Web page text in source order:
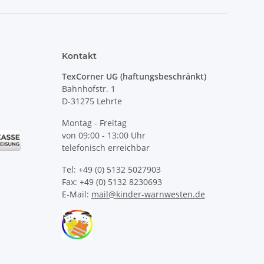
Kontakt
TexCorner UG (haftungsbeschränkt)
Bahnhofstr. 1
D-31275 Lehrte
Montag - Freitag
von 09:00 - 13:00 Uhr
telefonisch erreichbar
Tel: +49 (0) 5132 5027903
Fax: +49 (0) 5132 8230693
E-Mail: mail@kinder-warnwesten.de